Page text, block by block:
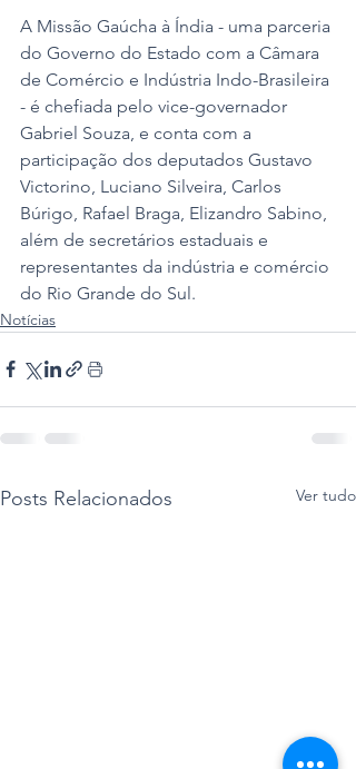
A Missão Gaúcha à Índia - uma parceria
do Governo do Estado com a Câmara
de Comércio e Indústria Indo-Brasileira
- é chefiada pelo vice-governador
Gabriel Souza, e conta com a
participação dos deputados Gustavo
Victorino, Luciano Silveira, Carlos
Búrigo, Rafael Braga, Elizandro Sabino,
além de secretários estaduais e
representantes da indústria e comércio
do Rio Grande do Sul.
Notícias
Posts Relacionados Ver tudo